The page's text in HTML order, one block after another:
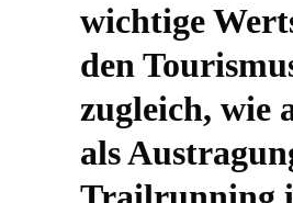
wichtige
den
zugleich, wie
als